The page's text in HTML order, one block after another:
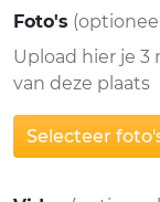
Foto's
Upload hier je
van deze plaats
Selecteer